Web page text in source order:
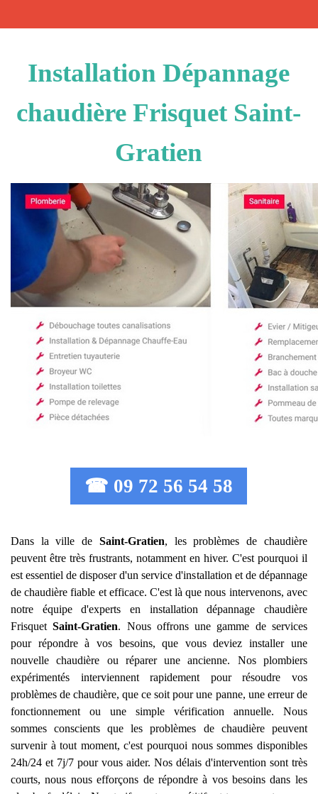
Installation Dépannage
chaudière Frisquet Saint-
Gratien
☎ 09 72 56 54 58
Dans la ville de Saint-Gratien, les problèmes de chaudière
peuvent être très frustrants, notamment en hiver. C'est pourquoi il
est essentiel de disposer d'un service d'installation et de dépannage
de chaudière fiable et efficace. C'est là que nous intervenons, avec
notre équipe d'experts en installation dépannage chaudière
FrisquetSaint-Gratien. Nous offrons une gamme de services
pour répondre à vos besoins, que vous deviez installer une
nouvelle chaudière ou réparer une ancienne. Nos plombiers
expérimentés interviennent rapidement pour résoudre vos
problèmes de chaudière, que ce soit pour une panne, une erreur de
fonctionnement ou une simple vérification annuelle. Nous
sommes conscients que les problèmes de chaudière peuvent
survenir à tout moment, c'est pourquoi nous sommes disponibles
24h/24 et 7j/7 pour vous aider. Nos délais d'intervention sont très
courts, nous nous efforçons de répondre à vos besoins dans les